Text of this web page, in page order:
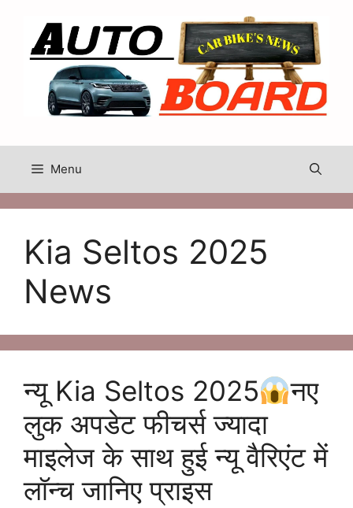
content
Menu
Kia Seltos 2025
News
न्यू Kia Seltos 2025
नए
लुक अपडेट फीचर्स ज्यादा
माइलेज के साथ हुई न्यू वैरिएंट में
लॉन्च जानिए प्राइस